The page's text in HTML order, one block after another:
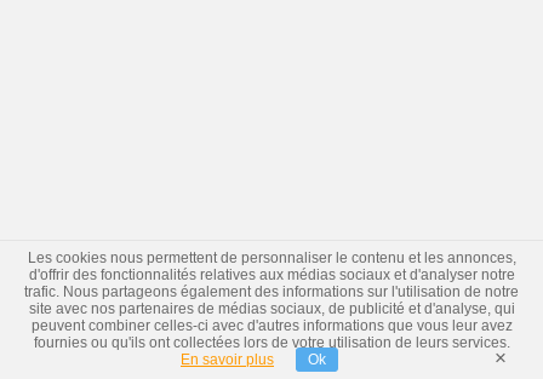
Les cookies nous permettent de personnaliser le contenu et les annonces,
d'offrir des fonctionnalités relatives aux médias sociaux et d'analyser notre
trafic. Nous partageons également des informations sur l'utilisation de notre
site avec nos partenaires de médias sociaux, de publicité et d'analyse, qui
peuvent combiner celles-ci avec d'autres informations que vous leur avez
fournies ou qu'ils ont collectées lors de votre utilisation de leurs services.
En savoir plus
Ok ×